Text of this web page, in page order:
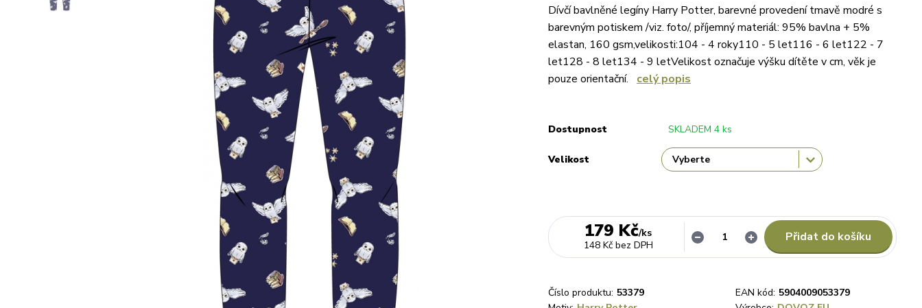
Dívčí bavlněné legíny Harry Potter, barevné provedení tmavě modré s
barevným potiskem /viz. foto/, příjemný materiál: 95% bavlna + 5%
elastan, 160 gsm,velikosti:104 - 4 roky110 - 5 let116 - 6 let122 - 7
let128 - 8 let134 - 9 letVelikost označuje výšku dítěte v cm, věk je
pouze orientační. celý popis
Dostupnost SKLADEM 4 ks
Velikost
179 Kč/ks
148 Kč bez DPH
Přidat do košíku
Číslo produktu: 53379 EAN kód: 5904009053379